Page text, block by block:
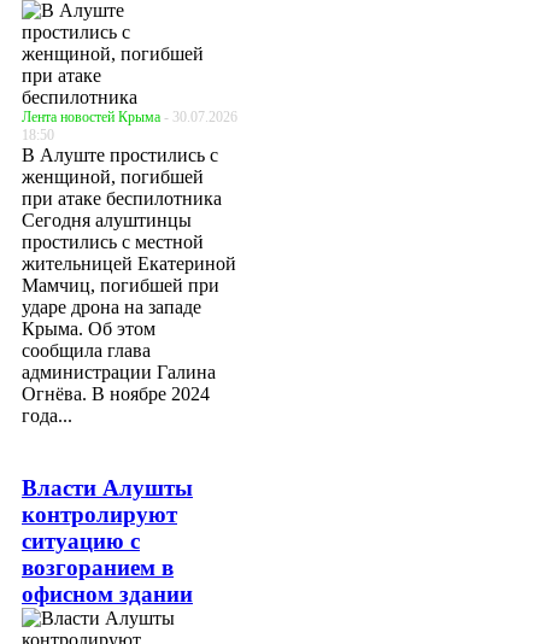
Лента новостей Крыма - 30.07.2026
18:50
В Алуште простились с
женщиной, погибшей
при атаке беспилотника
Сегодня алуштинцы
простились с местной
жительницей Екатериной
Мамчиц, погибшей при
ударе дрона на западе
Крыма. Об этом
сообщила глава
администрации Галина
Огнёва. В ноябре 2024
года...
Власти Алушты
контролируют
ситуацию с
возгоранием в
офисном здании